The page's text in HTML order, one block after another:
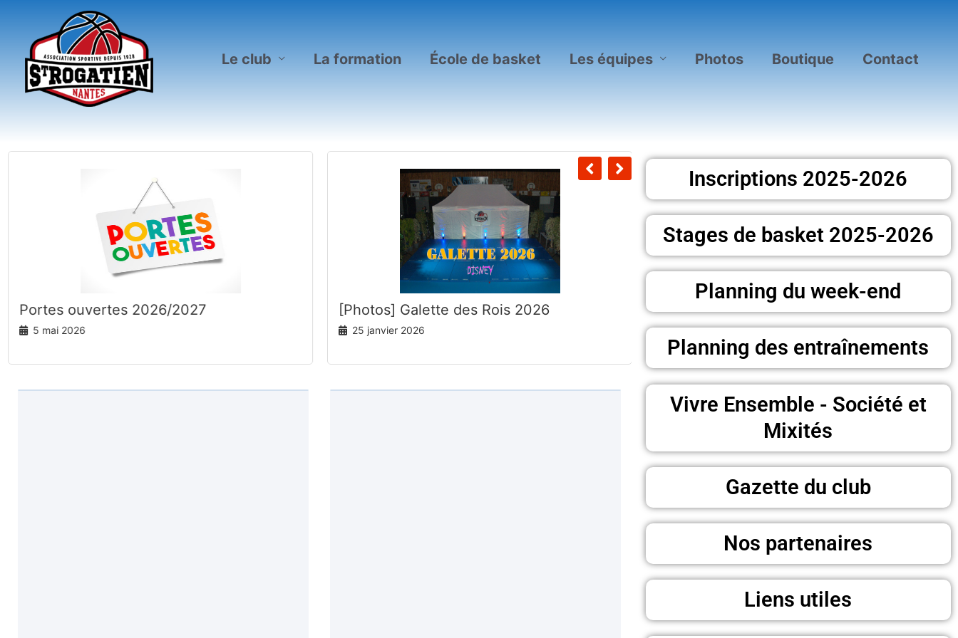
contenu
Le club La formation École de basket Les équipes Photos Boutique Contact
Portes ouvertes 2026/2027
5 mai 2026
[Photos] Galette des Rois 2026
25 janvier 2026
[Photos] Tournoi de Noël en Basket 2025
24 décembre 2025
Inscriptions 2025-2026
Stages de basket 2025-2026
Planning du week-end
Planning des entraînements
Vivre Ensemble - Société et
Mixités
Gazette du club
Nos partenaires
Liens utiles